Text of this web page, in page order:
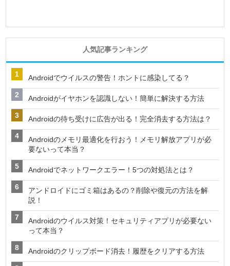
人気記事ランキング
Androidでウイルスの警告！ホントに感染してる？
Androidがイヤホンを認識しない！簡単に解決する方法
Androidの待ち受けに広告が出る！完全消去する方法は？
Androidのメモリ最適化を行おう！メモリ解放アプリが必
要ないって本当？
Androidでネットワークエラー！5つの対処法とは？
アンドロイドにゴミ箱はあるの？削除や復元の方法を解
説！
Androidのウイルス対策！セキュリティアプリが必要ない
って本当？
Androidのクリップボード消去！履歴をクリアする方法